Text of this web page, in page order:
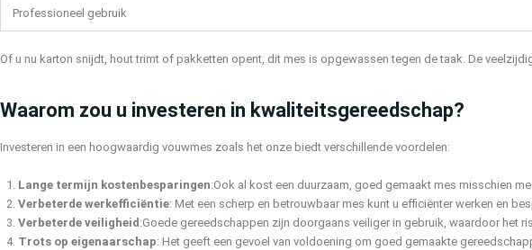
Professioneel gebruik
Of u nu karton snijdt, hout trimt of pakketten opent, dit mes is opgewassen tegen de taak. De
Waarom zou u investeren in kwaliteitsgereedschap?
Investeren in een hoogwaardig vouwmes zoals het onze biedt verschillende voordelen:
Lange termijn kostenbesparingen:Ook al kost een duurzaam, goed gemaakt mes misschien
Verbeterde werkefficiëntie: Met een scherp en betrouwbaar mes kunt u efficiënter werken en
Verbeterde veiligheid :Goede gereedschappen zijn doorgaans veiliger in gebruik, waardoor het
Trots op eigenaarschap: Het geeft een gevoel van voldoening om goed gemaakte